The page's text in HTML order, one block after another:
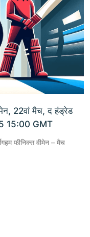
22वां मैच, द हंड्रेड
15:00 GMT
फीनिक्स वीमेन – मैच